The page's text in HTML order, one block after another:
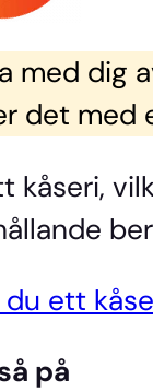
med dig
det med
kåseri,
du ett
på